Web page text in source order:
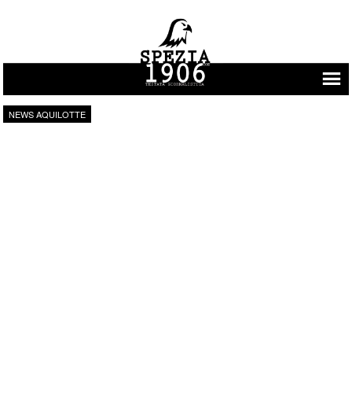
Vai al contenuto
NEWS AQUILOTTE